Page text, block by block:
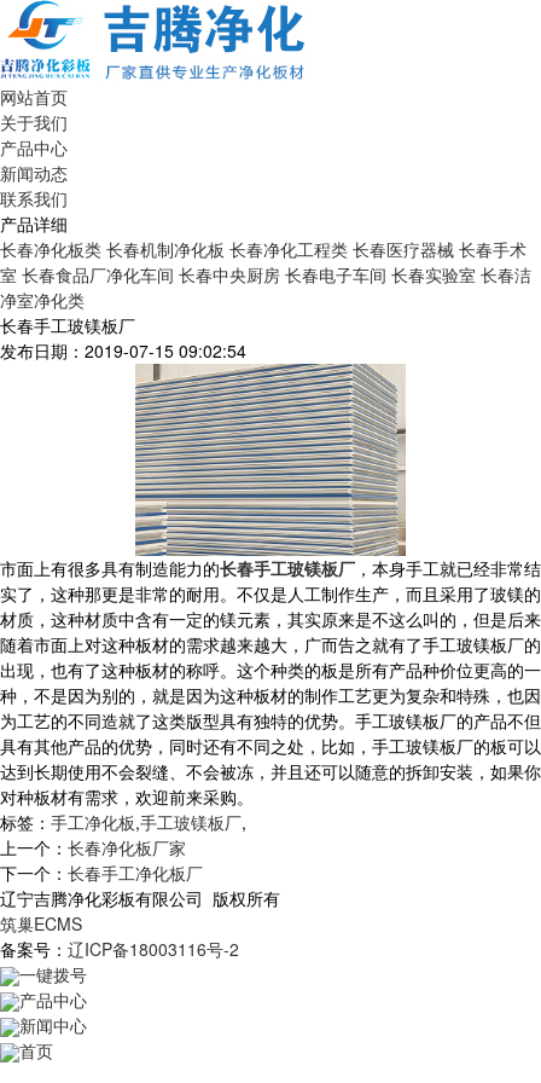
网站首页
关于我们
产品中心
新闻动态
联系我们
产品详细
长春净化板类 长春机制净化板 长春净化工程类 长春医疗器械 长春手术
室 长春食品厂净化车间 长春中央厨房 长春电子车间 长春实验室 长春洁
净室净化类
长春手工玻镁板厂
发布日期：2019-07-15 09:02:54
市面上有很多具有制造能力的长春手工玻镁板厂 ，本身手工就已经非常结
实了，这种那更是非常的耐用。不仅是人工制作生产，而且采用了玻镁的
材质，这种材质中含有一定的镁元素，其实原来是不这么叫的，但是后来
随着市面上对这种板材的需求越来越大，广而告之就有了手工玻镁板厂的
出现，也有了这种板材的称呼。这个种类的板是所有产品种价位更高的一
种，不是因为别的，就是因为这种板材的制作工艺更为复杂和特殊，也因
为工艺的不同造就了这类版型具有独特的优势。手工玻镁板厂的产品不但
具有其他产品的优势，同时还有不同之处，比如，手工玻镁板厂的板可以
达到长期使用不会裂缝、不会被冻，并且还可以随意的拆卸安装，如果你
对种板材有需求，欢迎前来采购。
标签： 手工净化板,手工玻镁板厂,
上一个： 长春净化板厂家
下一个： 长春手工净化板厂
辽宁吉腾净化彩板有限公司 版权所有
筑巢ECMS
备案号： 辽ICP备18003116号-2
一键拨号
产品中心
新闻中心
首页